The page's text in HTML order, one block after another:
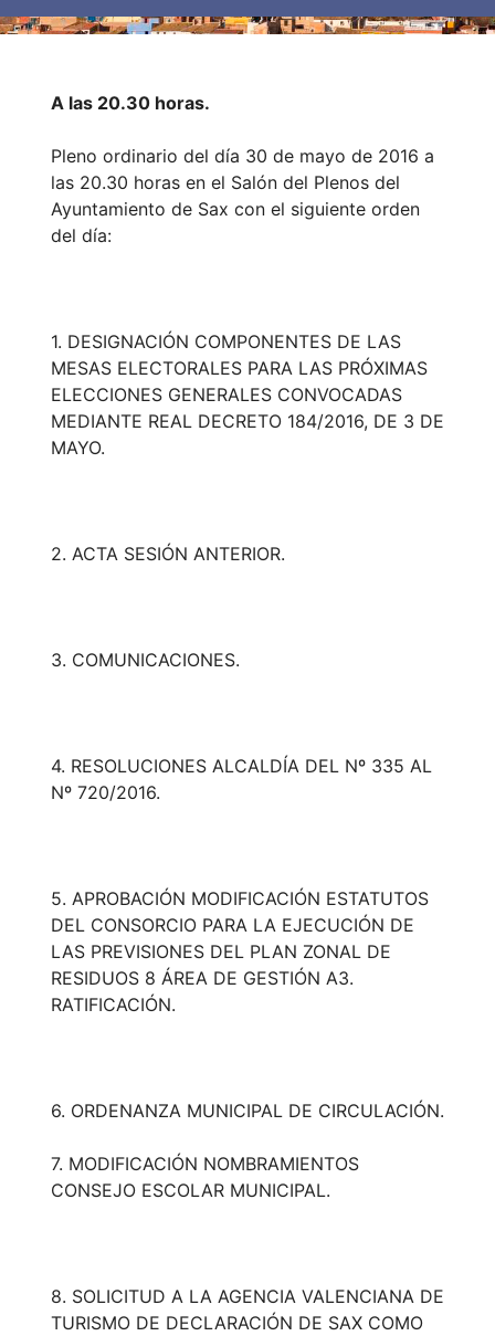
A las 20.30 horas.
Pleno ordinario del día 30 de mayo de 2016 a
las 20.30 horas en el Salón del Plenos del
Ayuntamiento de Sax con el siguiente orden
del día:
1. DESIGNACIÓN COMPONENTES DE LAS
MESAS ELECTORALES PARA LAS PRÓXIMAS
ELECCIONES GENERALES CONVOCADAS
MEDIANTE REAL DECRETO 184/2016, DE 3 DE
MAYO.
2. ACTA SESIÓN ANTERIOR.
3. COMUNICACIONES.
4. RESOLUCIONES ALCALDÍA DEL Nº 335 AL
Nº 720/2016.
5. APROBACIÓN MODIFICACIÓN ESTATUTOS
DEL CONSORCIO PARA LA EJECUCIÓN DE
LAS PREVISIONES DEL PLAN ZONAL DE
RESIDUOS 8 ÁREA DE GESTIÓN A3.
RATIFICACIÓN.
6. ORDENANZA MUNICIPAL DE CIRCULACIÓN.
7. MODIFICACIÓN NOMBRAMIENTOS
CONSEJO ESCOLAR MUNICIPAL.
8. SOLICITUD A LA AGENCIA VALENCIANA DE
TURISMO DE DECLARACIÓN DE SAX COMO